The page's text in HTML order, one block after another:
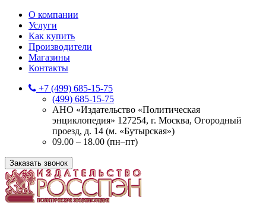
О компании
Услуги
Как купить
Производители
Магазины
Контакты
+7 (499) 685-15-75
(499) 685-15-75
АНО «Издательство «Политическая
энциклопедия» 127254, г. Москва, Огородный
проезд, д. 14 (м. «Бутырская»)
09.00 – 18.00 (пн–пт)
Заказать звонок